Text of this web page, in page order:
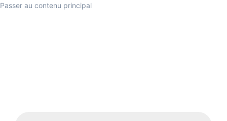
Passer au contenu principal